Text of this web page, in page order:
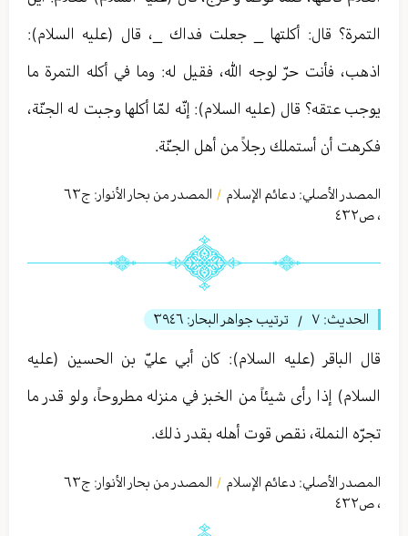
التمرة؟ قال: أكلتها _ جعلت فداك _، قال (عليه السلام):
اذهب، فأنت حرّ لوجه الله، فقيل له: وما في أكله التمرة ما
يوجب عتقه؟ قال (عليه السلام): إنّه لمّا أكلها وجبت له الجنّة،
فكرهت أن أستملك رجلاً من أهل الجنّة.
المصدر الأصلي: دعائم الإسلام / المصدر من بحار الأنوار: ج٦٣
، ص٤٣٢
الحديث: ٧ / ترتيب جواهر البحار: ٣٩٤٦
قال الباقر (عليه السلام): كان أبي عليّ بن الحسين (عليه
السلام) إذا رأى شيئاً من الخبز في منزله مطروحاً، ولو قدر ما
تجرّه النملة، نقص قوت أهله بقدر ذلك.
المصدر الأصلي: دعائم الإسلام / المصدر من بحار الأنوار: ج٦٣
، ص٤٣٢